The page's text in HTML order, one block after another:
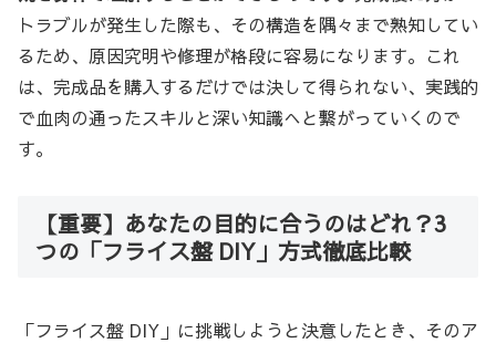
トラブルが発生した際も、その構造を隅々まで熟知してい
るため、原因究明や修理が格段に容易になります。これ
は、完成品を購入するだけでは決して得られない、実践的
で血肉の通ったスキルと深い知識へと繋がっていくので
す。
【重要】あなたの目的に合うのはどれ？3
つの「フライス盤 DIY」方式徹底比較
「フライス盤 DIY」に挑戦しようと決意したとき、そのア